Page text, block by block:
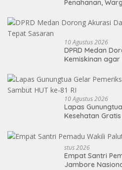
Penahanan,
10 Agustus 2026
DPRD Medan
Kemiskinan agar
10 Agustus 2026
Lapas
Kesehatan Gratis
Stus 2026
Empat Santri
Jambore